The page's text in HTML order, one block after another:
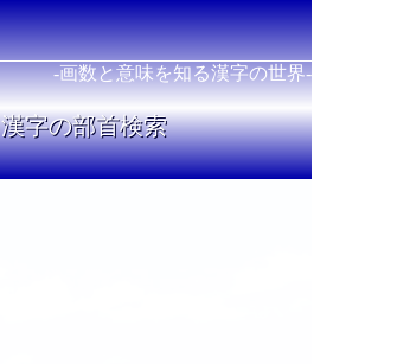
-画数と意味を知る漢字の世界-
漢字の部首検索